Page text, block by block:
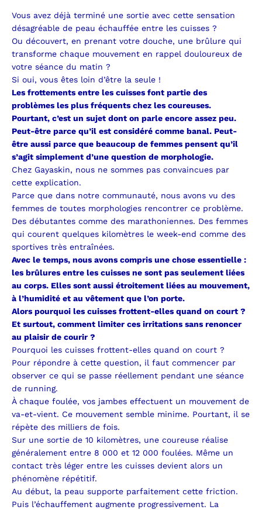
Vous avez déjà terminé une sortie avec cette sensation
désagréable de peau échauffée entre les cuisses ?
Ou découvert, en prenant votre douche, une brûlure qui
transforme chaque mouvement en rappel douloureux de
votre séance du matin ?
Si oui, vous êtes loin d’être la seule !
Les frottements entre les cuisses font partie des
problèmes les plus fréquents chez les coureuses.
Pourtant, c’est un sujet dont on parle encore assez peu.
Peut-être parce qu’il est considéré comme banal. Peut-
être aussi parce que beaucoup de femmes pensent qu’il
s’agit simplement d’une question de morphologie.
Chez Gayaskin, nous ne sommes pas convaincues par
cette explication.
Parce que dans notre communauté, nous avons vu des
femmes de toutes morphologies rencontrer ce problème.
Des débutantes comme des marathoniennes. Des femmes
qui courent quelques kilomètres le week-end comme des
sportives très entraînées.
Avec le temps, nous avons compris une chose essentielle :
les brûlures entre les cuisses ne sont pas seulement liées
au corps. Elles sont aussi étroitement liées au mouvement,
à l’humidité et au vêtement que l’on porte.
Alors pourquoi les cuisses frottent-elles quand on court ?
Et surtout, comment limiter ces irritations sans renoncer
au plaisir de courir ?
Pourquoi les cuisses frottent-elles quand on court ?
Pour répondre à cette question, il faut commencer par
observer ce qui se passe réellement pendant une séance
de running.
À chaque foulée, vos jambes effectuent un mouvement de
va-et-vient. Ce mouvement semble minime. Pourtant, il se
répète des milliers de fois.
Sur une sortie de 10 kilomètres, une coureuse réalise
généralement entre 8 000 et 12 000 foulées. Même un
contact très léger entre les cuisses devient alors un
phénomène répétitif.
Au début, la peau supporte parfaitement cette friction.
Puis l’échauffement augmente progressivement. La